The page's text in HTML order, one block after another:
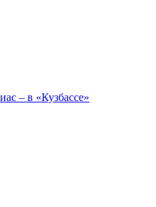
– в «Кузбассе»